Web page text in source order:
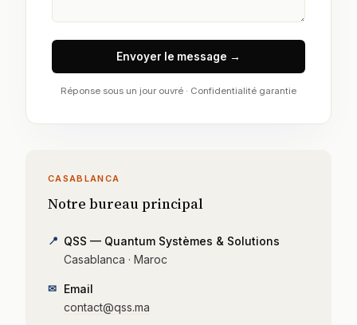
Envoyer le message →
Réponse sous un jour ouvré · Confidentialité garantie
CASABLANCA
Notre bureau principal
📍 QSS — Quantum Systèmes & Solutions
Casablanca · Maroc
✉ Email
contact@qss.ma